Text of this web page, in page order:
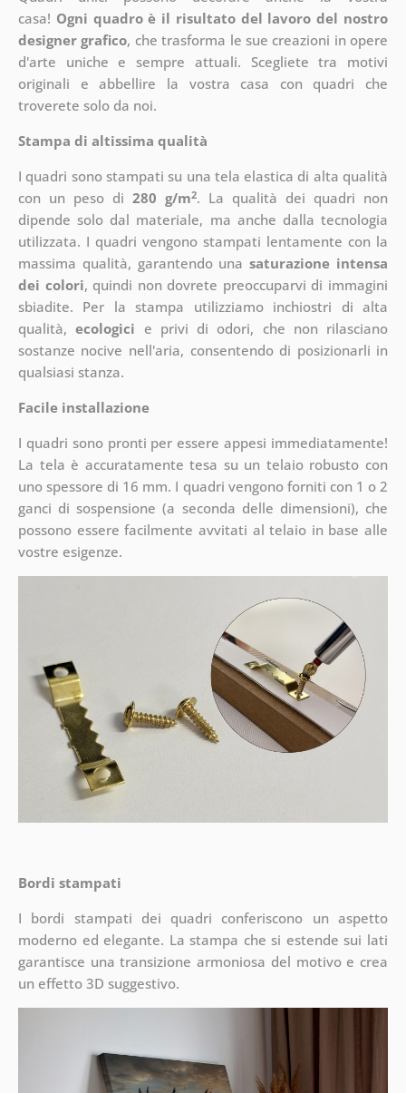
casa! Ogni quadro è il risultato del lavoro del nostro
designer grafico, chetrasforma le sue creazioni in opere
d'arte uniche e sempre attuali. Scegliete tra motivi
originali e abbellire la vostra casa con quadri che
troverete solo da noi.
Stampa di altissima qualità
I quadri sono stampati su una tela elastica di alta qualità
con un peso di 280 g/m2. La qualità dei quadri non
dipende solo dal materiale, ma anche dalla tecnologia
utilizzata. I quadri vengono stampati lentamente con la
massima qualità, garantendo unasaturazione intensa
dei colori, quindi non dovrete preoccuparvi di immagini
sbiadite. Per la stampa utilizziamo inchiostri di alta
qualità,ecologici e privi di odori, che non rilasciano
sostanze nocive nell'aria, consentendo di posizionarli in
qualsiasi stanza.
Facile installazione
I quadri sono pronti per essere appesi immediatamente!
La tela è accuratamente tesa su un telaio robusto con
uno spessore di 16 mm. I quadri vengono forniti con 1 o 2
ganci di sospensione (a seconda delle dimensioni), che
possono essere facilmente avvitati al telaio in base alle
vostre esigenze.
Bordi stampati
I bordi stampati dei quadri conferiscono un aspetto
moderno ed elegante. La stampa che si estende sui lati
garantisce una transizione armoniosa del motivo e crea
un effetto 3D suggestivo.